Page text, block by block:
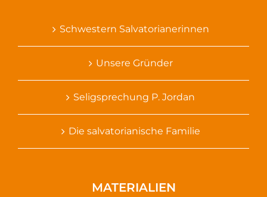
Schwestern Salvatorianerinnen
Unsere Gründer
Seligsprechung P. Jordan
Die salvatorianische Familie
MATERIALIEN